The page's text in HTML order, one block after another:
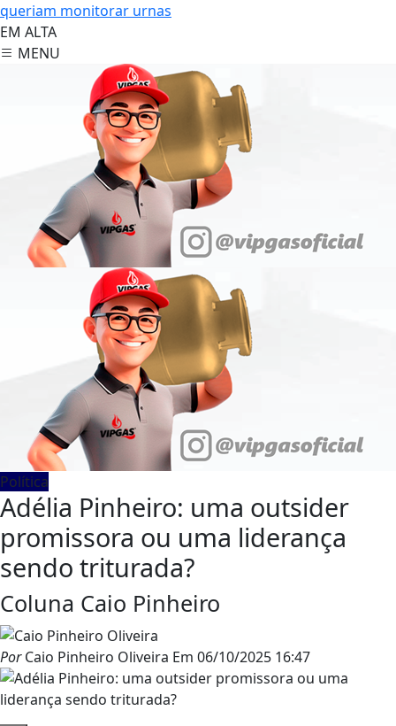
queriam monitorar urnas
EM ALTA
MENU
Política
Adélia Pinheiro: uma outsider
promissora ou uma liderança
sendo triturada?
Coluna Caio Pinheiro
PorCaio Pinheiro Oliveira Em 06/10/2025 16:47